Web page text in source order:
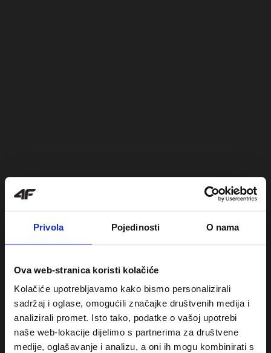
Privola Pojedinosti O nama
Ova web-stranica koristi kolačiće
Kolačiće upotrebljavamo kako bismo personalizirali
sadržaj i oglase, omogućili značajke društvenih medija i
analizirali promet. Isto tako, podatke o vašoj upotrebi
naše web-lokacije dijelimo s partnerima za društvene
medije, oglašavanje i analizu, a oni ih mogu kombinirati s